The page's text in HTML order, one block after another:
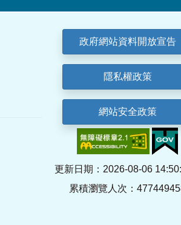
政府網站資料開放宣告
隱私權政策
網站安全政策
更新日期：2026-08-06
累積瀏覽人次：